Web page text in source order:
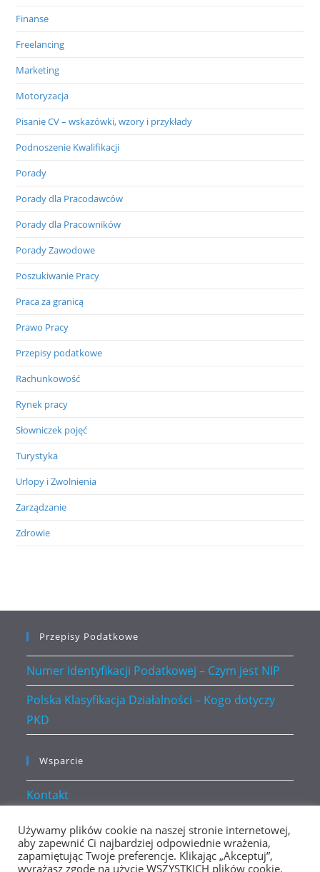
Finanse
Freelancing
Marketing
Motoryzacja
Pisanie CV – wskazówki, wzory i przykłady
Podnoszenie Kwalifikacji
Porady
Porady dla Pracodawców
Porady dla Pracowników
Porady Zawodowe
Poszukiwanie Pracy
Praca za granicą
Prawo Pracy
Przepisy podatkowe
Rachunkowość
Rynek pracy
Słowniczek pojęć
Turystyka
Urlopy i Zwolnienia
Zarządzanie
Zdrowie
Przepisy Podatkowe
Numer Identyfikacji Podatkowej – Czym jest NIP
Polska Klasyfikacja Działalności – Kogo dotyczy
PKD
Wsparcie
Kontakt
Polityka prywatności
Używamy plików cookie na naszej stronie internetowej,
aby zapewnić Ci najbardziej odpowiednie wrażenia,
zapamiętując Twoje preferencje. Klikając „Akceptuj”,
wyrażasz zgodę na użycie WSZYSTKICH plików cookie.